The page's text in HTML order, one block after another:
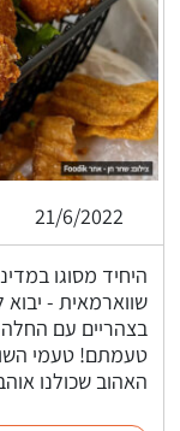
21/6/2022
היחיד מסוגו
שווארמאית -
בצהריים עם
טעמתם! טעמי
האהוב שכולנו